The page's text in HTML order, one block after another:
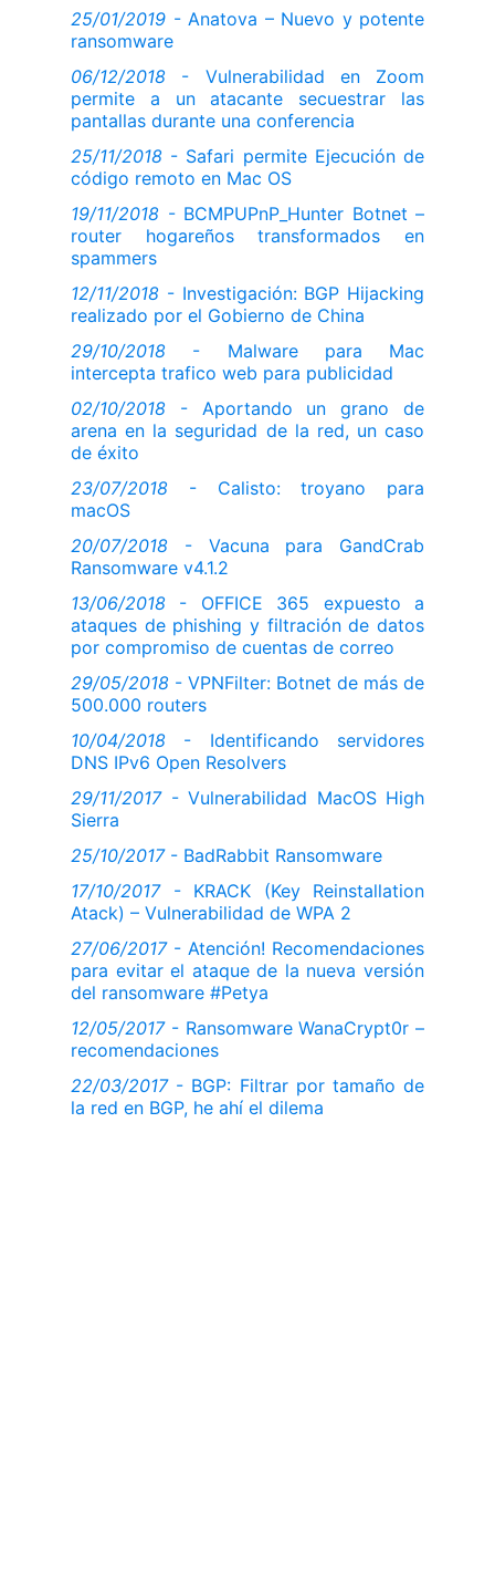
25/01/2019 - Anatova – Nuevo y potente
ransomware
06/12/2018 - Vulnerabilidad en Zoom
permite a un atacante secuestrar las
pantallas durante una conferencia
25/11/2018 - Safari permite Ejecución de
código remoto en Mac OS
19/11/2018 - BCMPUPnP_Hunter Botnet –
router hogareños transformados en
spammers
12/11/2018 - Investigación: BGP Hijacking
realizado por el Gobierno de China
29/10/2018 - Malware para Mac
intercepta trafico web para publicidad
02/10/2018 - Aportando un grano de
arena en la seguridad de la red, un caso
de éxito
23/07/2018 - Calisto: troyano para
macOS
20/07/2018 - Vacuna para GandCrab
Ransomware v4.1.2
13/06/2018 - OFFICE 365 expuesto a
ataques de phishing y filtración de datos
por compromiso de cuentas de correo
29/05/2018 - VPNFilter: Botnet de más de
500.000 routers
10/04/2018 - Identificando servidores
DNS IPv6 Open Resolvers
29/11/2017- Vulnerabilidad MacOS High
Sierra
25/10/2017- BadRabbit Ransomware
17/10/2017- KRACK (Key Reinstallation
Atack) – Vulnerabilidad de WPA 2
27/06/2017- Atención! Recomendaciones
para evitar el ataque de la nueva versión
del ransomware #Petya
12/05/2017- Ransomware WanaCrypt0r –
recomendaciones
22/03/2017- BGP: Filtrar por tamaño de
la red en BGP, he ahí el dilema